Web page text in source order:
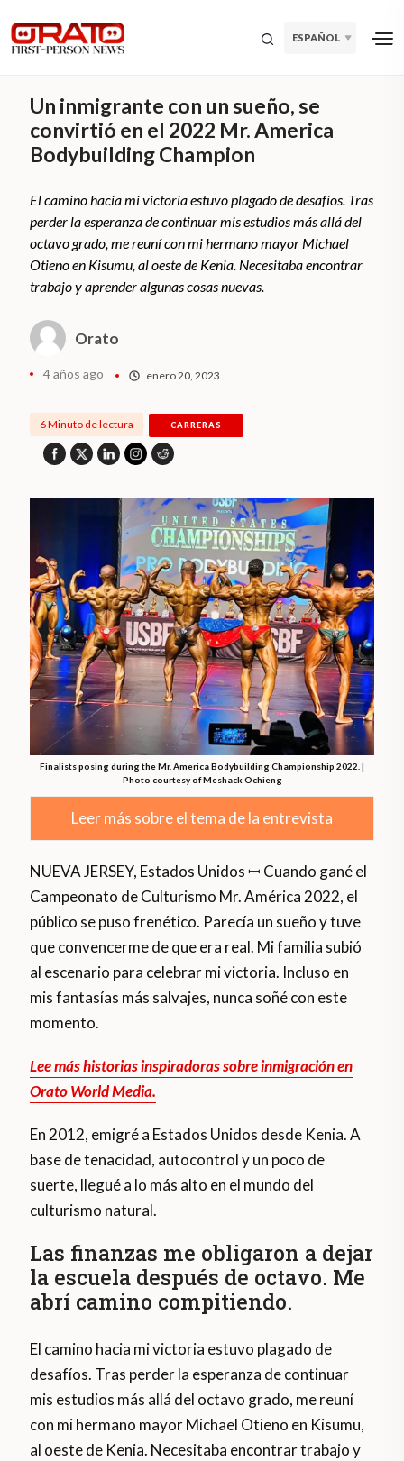
ESPAÑOL
Un inmigrante con un sueño, se
convirtió en el 2022 Mr. America
Bodybuilding Champion
El camino hacia mi victoria estuvo plagado de desafíos. Tras
perder la esperanza de continuar mis estudios más allá del
octavo grado, me reuní con mi hermano mayor Michael
Otieno en Kisumu, al oeste de Kenia. Necesitaba encontrar
trabajo y aprender algunas cosas nuevas.
Orato
4 años ago enero 20, 2023
6 Minuto de lectura CARRERAS
Finalists posing during the Mr. America Bodybuilding Championship 2022. |
Photo courtesy of Meshack Ochieng
Leer más sobre el tema de la entrevista
NUEVA JERSEY, Estados Unidos ꟷ Cuando gané el
Campeonato de Culturismo Mr. América 2022, el
público se puso frenético. Parecía un sueño y tuve
que convencerme de que era real. Mi familia subió
al escenario para celebrar mi victoria. Incluso en
mis fantasías más salvajes, nunca soñé con este
momento.
Lee más historias inspiradoras sobre inmigración en
Orato World Media.
En 2012, emigré a Estados Unidos desde Kenia. A
base de tenacidad, autocontrol y un poco de
suerte, llegué a lo más alto en el mundo del
culturismo natural.
Las finanzas me obligaron a dejar
la escuela después de octavo. Me
abrí camino compitiendo.
El camino hacia mi victoria estuvo plagado de
desafíos. Tras perder la esperanza de continuar
mis estudios más allá del octavo grado, me reuní
con mi hermano mayor Michael Otieno en Kisumu,
al oeste de Kenia. Necesitaba encontrar trabajo y